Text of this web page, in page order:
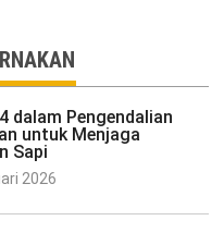
dalam Pengendalian
untuk Menjaga
Sapi
2026